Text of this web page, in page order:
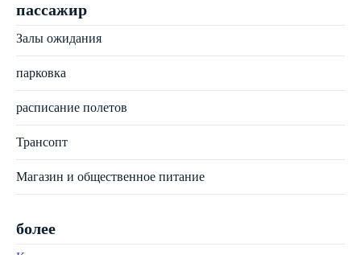
пассажир
Залы ожидания
парковка
расписание полетов
Трансопт
Магазин и общественное питание
более